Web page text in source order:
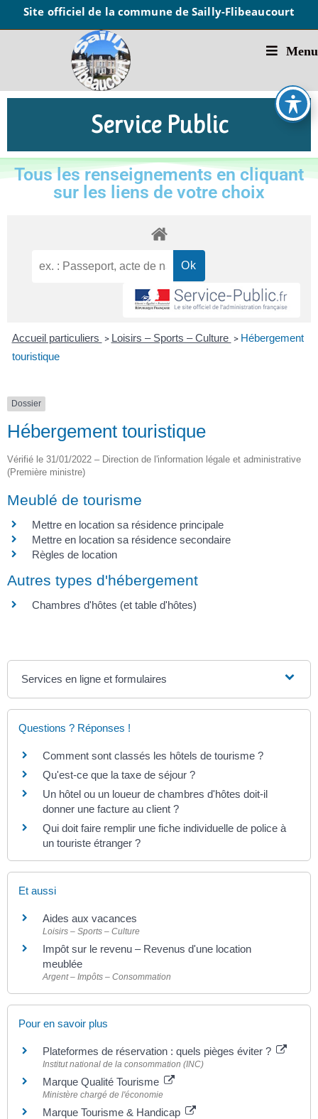
Site officiel de la commune de Sailly-Flibeaucourt
Menu
Service Public
Tous les renseignements en cliquant
sur les liens de votre choix
Accueil particuliers > Loisirs – Sports – Culture > Hébergement
touristique
Dossier
Hébergement touristique
Vérifié le 31/01/2022 – Direction de l'information légale et administrative
(Première ministre)
Meublé de tourisme
Mettre en location sa résidence principale
Mettre en location sa résidence secondaire
Règles de location
Autres types d'hébergement
Chambres d'hôtes (et table d'hôtes)
Services en ligne et formulaires
Questions ? Réponses !
Comment sont classés les hôtels de tourisme ?
Qu'est-ce que la taxe de séjour ?
Un hôtel ou un loueur de chambres d'hôtes doit-il
donner une facture au client ?
Qui doit faire remplir une fiche individuelle de police à
un touriste étranger ?
Et aussi
Aides aux vacances
Loisirs – Sports – Culture
Impôt sur le revenu – Revenus d'une location
meublée
Argent – Impôts – Consommation
Pour en savoir plus
Plateformes de réservation : quels pièges éviter ?
Institut national de la consommation (INC)
Marque Qualité Tourisme
Ministère chargé de l'économie
Marque Tourisme & Handicap